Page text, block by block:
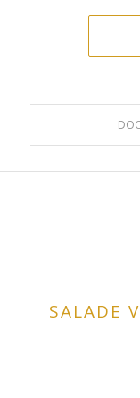
SALADE